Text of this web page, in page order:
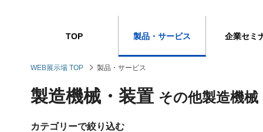
TOP 製品・サービス 企業セミ
WEB展示場 TOP 製品・サービス
製造機械・装置 その他製造機械
カテゴリーで絞り込む